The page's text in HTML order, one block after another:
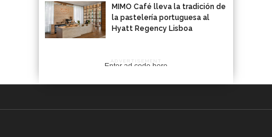
MIMO Café lleva la tradición de
la pastelería portuguesa al
Hyatt Regency Lisboa
ADVERTISEMENT
Enter ad code here